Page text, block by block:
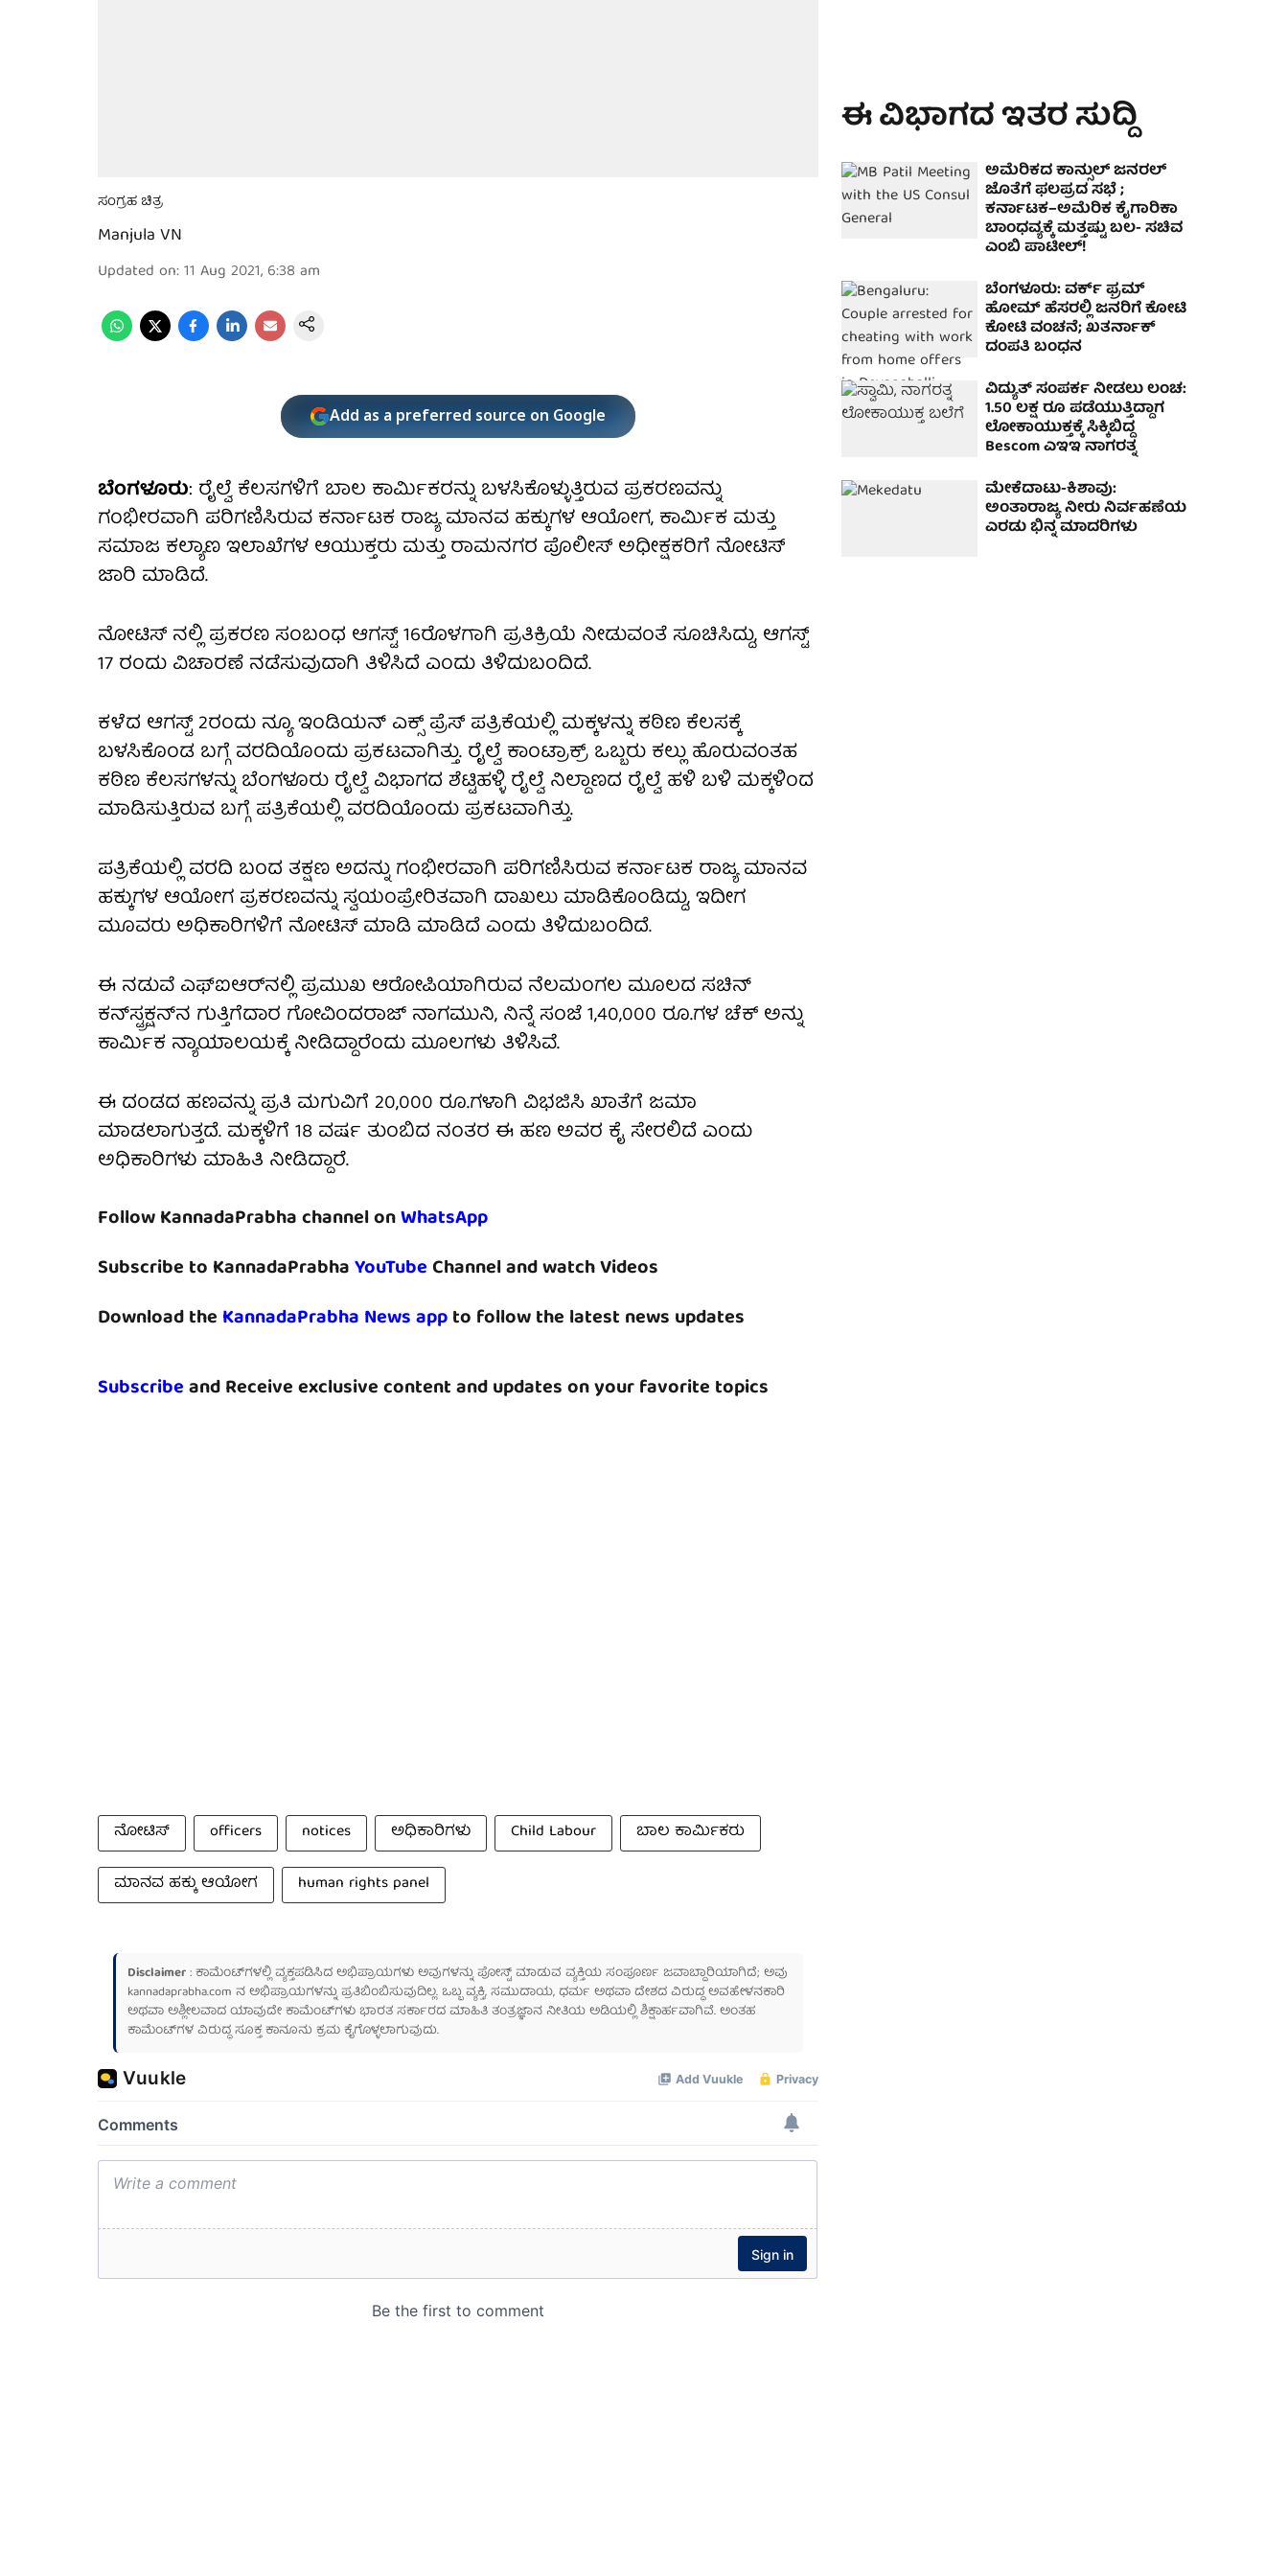
ಸಂಗ್ರಹ ಚಿತ್ರ
Manjula VN
Updated on:11 Aug 2021, 6:38 am
Add as a preferred source on Google
ಬೆಂಗಳೂರು: ರೈಲ್ವೆ ಕೆಲಸಗಳಿಗೆ ಬಾಲ ಕಾರ್ಮಿಕರನ್ನು ಬಳಸಿಕೊಳ್ಳುತ್ತಿರುವ ಪ್ರಕರಣವನ್ನು
ಗಂಭೀರವಾಗಿ ಪರಿಗಣಿಸಿರುವ ಕರ್ನಾಟಕ ರಾಜ್ಯ ಮಾನವ ಹಕ್ಕುಗಳ ಆಯೋಗ, ಕಾರ್ಮಿಕ ಮತ್ತು
ಸಮಾಜ ಕಲ್ಯಾಣ ಇಲಾಖೆಗಳ ಆಯುಕ್ತರು ಮತ್ತು ರಾಮನಗರ ಪೊಲೀಸ್ ಅಧೀಕ್ಷಕರಿಗೆ ನೋಟಿಸ್
ಜಾರಿ ಮಾಡಿದೆ.
ನೋಟಿಸ್ ನಲ್ಲಿ ಪ್ರಕರಣ ಸಂಬಂಧ ಆಗಸ್ಟ್ 16ರೊಳಗಾಗಿ ಪ್ರತಿಕ್ರಿಯೆ ನೀಡುವಂತೆ ಸೂಚಿಸಿದ್ದು, ಆಗಸ್ಟ್
17 ರಂದು ವಿಚಾರಣೆ ನಡೆಸುವುದಾಗಿ ತಿಳಿಸಿದೆ ಎಂದು ತಿಳಿದುಬಂದಿದೆ.
ಕಳೆದ ಆಗಸ್ಟ್ 2ರಂದು ನ್ಯೂ ಇಂಡಿಯನ್ ಎಕ್ಸ್ ಪ್ರೆಸ್ ಪತ್ರಿಕೆಯಲ್ಲಿ ಮಕ್ಕಳನ್ನು ಕಠಿಣ ಕೆಲಸಕ್ಕೆ
ಬಳಸಿಕೊಂಡ ಬಗ್ಗೆ ವರದಿಯೊಂದು ಪ್ರಕಟವಾಗಿತ್ತು. ರೈಲ್ವೆ ಕಾಂಟ್ರಾಕ್ರ್ ಒಬ್ಬರು ಕಲ್ಲು ಹೊರುವಂತಹ
ಕಠಿಣ ಕೆಲಸಗಳನ್ನು ಬೆಂಗಳೂರು ರೈಲ್ವೆ ವಿಭಾಗದ ಶೆಟ್ಟಿಹಳ್ಳಿ ರೈಲ್ವೆ ನಿಲ್ದಾಣದ ರೈಲ್ವೆ ಹಳಿ ಬಳಿ ಮಕ್ಕಳಿಂದ
ಮಾಡಿಸುತ್ತಿರುವ ಬಗ್ಗೆ ಪತ್ರಿಕೆಯಲ್ಲಿ ವರದಿಯೊಂದು ಪ್ರಕಟವಾಗಿತ್ತು.
ಪತ್ರಿಕೆಯಲ್ಲಿ ವರದಿ ಬಂದ ತಕ್ಷಣ ಅದನ್ನು ಗಂಭೀರವಾಗಿ ಪರಿಗಣಿಸಿರುವ ಕರ್ನಾಟಕ ರಾಜ್ಯ ಮಾನವ
ಹಕ್ಕುಗಳ ಆಯೋಗ ಪ್ರಕರಣವನ್ನು ಸ್ವಯಂಪ್ರೇರಿತವಾಗಿ ದಾಖಲು ಮಾಡಿಕೊಂಡಿದ್ದು, ಇದೀಗ
ಮೂವರು ಅಧಿಕಾರಿಗಳಿಗೆ ನೋಟಿಸ್ ಮಾಡಿ ಮಾಡಿದೆ ಎಂದು ತಿಳಿದುಬಂದಿದೆ.
ಈ ನಡುವೆ ಎಫ್‌ಐಆರ್‌ನಲ್ಲಿ ಪ್ರಮುಖ ಆರೋಪಿಯಾಗಿರುವ ನೆಲಮಂಗಲ ಮೂಲದ ಸಚಿನ್
ಕನ್‌ಸ್ಟ್ರಕ್ಷನ್‌ನ ಗುತ್ತಿಗೆದಾರ ಗೋವಿಂದರಾಜ್ ನಾಗಮುನಿ, ನಿನ್ನೆ ಸಂಜೆ 1,40,000 ರೂ.ಗಳ ಚೆಕ್ ಅನ್ನು
ಕಾರ್ಮಿಕ ನ್ಯಾಯಾಲಯಕ್ಕೆ ನೀಡಿದ್ದಾರೆಂದು ಮೂಲಗಳು ತಿಳಿಸಿವೆ.
ಈ ದಂಡದ ಹಣವನ್ನು ಪ್ರತಿ ಮಗುವಿಗೆ 20,000 ರೂ.ಗಳಾಗಿ ವಿಭಜಿಸಿ ಖಾತೆಗೆ ಜಮಾ
ಮಾಡಲಾಗುತ್ತದೆ. ಮಕ್ಕಳಿಗೆ 18 ವರ್ಷ ತುಂಬಿದ ನಂತರ ಈ ಹಣ ಅವರ ಕೈ ಸೇರಲಿದೆ ಎಂದು
ಅಧಿಕಾರಿಗಳು ಮಾಹಿತಿ ನೀಡಿದ್ದಾರೆ.
Follow KannadaPrabha channel onWhatsApp
Subscribe to KannadaPrabhaYouTubeChannel and watch Videos
Download the KannadaPrabha News appto follow the latest news updates
Subscribeand Receive exclusive content and updates on your favorite topics
ನೋಟಿಸ್ officers notices ಅಧಿಕಾರಿಗಳು Child Labour
ಬಾಲ ಕಾರ್ಮಿಕರು
ಮಾನವ ಹಕ್ಕು ಆಯೋಗ
human rights panel
Disclaimer: ಕಾಮೆಂಟ್‌ಗಳಲ್ಲಿ ವ್ಯಕ್ತಪಡಿಸಿದ ಅಭಿಪ್ರಾಯಗಳು ಅವುಗಳನ್ನು ಪೋಸ್ಟ್ ಮಾಡುವ ವ್ಯಕ್ತಿಯ ಸಂಪೂರ್ಣ ಜವಾಬ್ದಾರಿಯಾಗಿದೆ; ಅವು
kannadaprabha.com ನ ಅಭಿಪ್ರಾಯಗಳನ್ನು ಪ್ರತಿಬಿಂಬಿಸುವುದಿಲ್ಲ. ಒಬ್ಬ ವ್ಯಕ್ತಿ, ಸಮುದಾಯ, ಧರ್ಮ ಅಥವಾ ದೇಶದ ವಿರುದ್ಧ ಅವಹೇಳನಕಾರಿ
ಅಥವಾ ಅಶ್ಲೀಲವಾದ ಯಾವುದೇ ಕಾಮೆಂಟ್‌ಗಳು ಭಾರತ ಸರ್ಕಾರದ ಮಾಹಿತಿ ತಂತ್ರಜ್ಞಾನ ನೀತಿಯ ಅಡಿಯಲ್ಲಿ ಶಿಕ್ಷಾರ್ಹವಾಗಿವೆ. ಅಂತಹ
ಕಾಮೆಂಟ್‌ಗಳ ವಿರುದ್ಧ ಸೂಕ್ತ ಕಾನೂನು ಕ್ರಮ ಕೈಗೊಳ್ಳಲಾಗುವುದು.
ಈ ವಿಭಾಗದ ಇತರ ಸುದ್ದಿ
ಅಮೆರಿಕದ ಕಾನ್ಸುಲ್ ಜನರಲ್
ಜೊತೆಗೆ ಫಲಪ್ರದ ಸಭೆ ;
ಕರ್ನಾಟಕ–ಅಮೆರಿಕ ಕೈಗಾರಿಕಾ
ಬಾಂಧವ್ಯಕ್ಕೆ ಮತ್ತಷ್ಟು ಬಲ- ಸಚಿವ
ಎಂಬಿ ಪಾಟೀಲ್!
ಬೆಂಗಳೂರು: ವರ್ಕ್ ಫ್ರಮ್
ಹೋಮ್ ಹೆಸರಲ್ಲಿ ಜನರಿಗೆ ಕೋಟಿ
ಕೋಟಿ ವಂಚನೆ; ಖತರ್ನಾಕ್
ದಂಪತಿ ಬಂಧನ
ವಿದ್ಯುತ್ ಸಂಪರ್ಕ ನೀಡಲು ಲಂಚ:
1.50 ಲಕ್ಷ ರೂ ಪಡೆಯುತ್ತಿದ್ದಾಗ
ಲೋಕಾಯುಕ್ತಕ್ಕೆ ಸಿಕ್ಕಿಬಿದ್ದ
Bescom ಎಇಇ ನಾಗರತ್ನ
ಮೇಕೆದಾಟು-ಕಿಶಾವು:
ಅಂತಾರಾಜ್ಯ ನೀರು ನಿರ್ವಹಣೆಯ
ಎರಡು ಭಿನ್ನ ಮಾದರಿಗಳು